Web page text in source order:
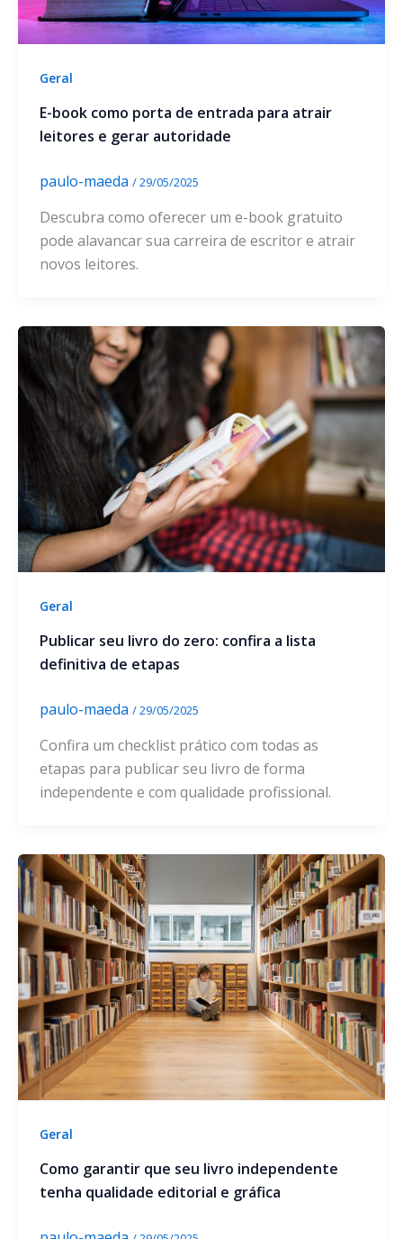
Geral
E-book como porta de entrada para atrair
leitores e gerar autoridade
paulo-maeda /29/05/2025
Descubra como oferecer um e-book gratuito
pode alavancar sua carreira de escritor e atrair
novos leitores.
Geral
Publicar seu livro do zero: confira a lista
definitiva de etapas
paulo-maeda /29/05/2025
Confira um checklist prático com todas as
etapas para publicar seu livro de forma
independente e com qualidade profissional.
Geral
Como garantir que seu livro independente
tenha qualidade editorial e gráfica